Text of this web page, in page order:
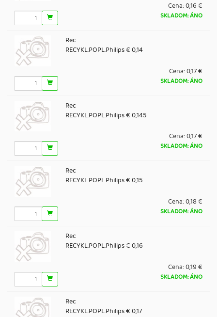
Cena:0,16 €
SKLADOM: ÁNO
Rec
RECYKL.POPL.Philips € 0,14
Cena:0,17 €
SKLADOM: ÁNO
Rec
RECYKL.POPL.Philips € 0,145
Cena:0,17 €
SKLADOM: ÁNO
Rec
RECYKL.POPL.Philips € 0,15
Cena:0,18 €
SKLADOM: ÁNO
Rec
RECYKL.POPL.Philips € 0,16
Cena:0,19 €
SKLADOM: ÁNO
Rec
RECYKL.POPL.Philips € 0,17